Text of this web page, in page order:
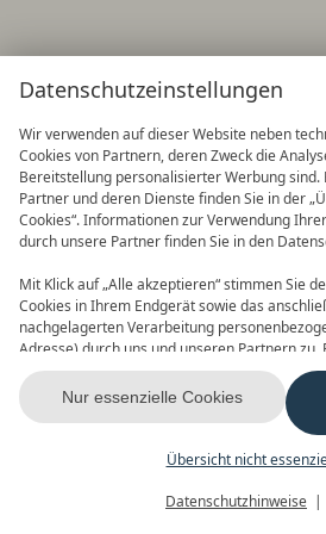
Datenschutzeinstellungen
Wir verwenden auf dieser Website neben
Cookies von Partnern, deren Zweck die
Bereitstellung personalisierter Werbung
Partner und deren Dienste finden Sie in der
Cookies“. Informationen zur Verwendung
durch unsere Partner finden Sie in den
Mit Klick auf „Alle akzeptieren“ stimmen Sie
Cookies in Ihrem Endgerät sowie das
nachgelagerten Verarbeitung
Adresse) durch uns und unseren Partnern zu.
einverstanden sind, klicken Sie bitte auf „Nur
individuelle Auswahl können Sie unter
tätigen. Sie können Ihre Auswahl im
Datenschutzhinweisen jederzeit aufrufen und
Nur essenzielle Cookies
Übersicht nicht
Datenschutzhinweise